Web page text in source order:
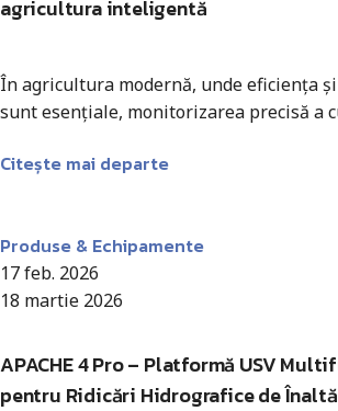
agricultura inteligentă
În agricultura modernă, unde eficiența
sunt esențiale, monitorizarea precisă a
Citește mai departe
Produse & Echipamente
17 feb. 2026
18 martie 2026
APACHE 4 Pro – Platformă USV
pentru Ridicări Hidrografice de